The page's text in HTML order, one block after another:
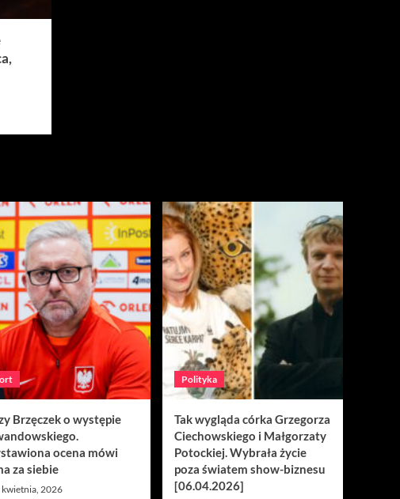
Brzęczek o występie
ocena mówi
za siebie
kwietnia, 2026
Polityka
Tak wygląda córka Grzegorza
Ciechowskiego i Małgorzaty
Potockiej. Wybrała życie
poza światem show-biznesu
[06.04.2026]